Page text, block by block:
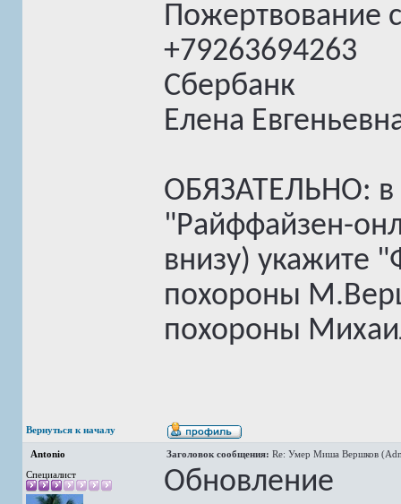
Пожертвование
+79263694263
Сбербанк
Елена
ОБЯЗАТЕЛЬНО: в
"Райффайзен-
внизу) укажите
похороны
похороны
Вернуться к началу
Antonio Заголовок сообщения: Re: Умер Миша Вершков
Специалист
Обновление